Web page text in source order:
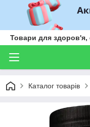
Товари для здоров'я,
Каталог товарів